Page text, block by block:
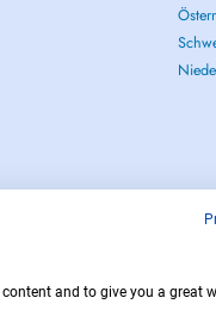
and to give you a great